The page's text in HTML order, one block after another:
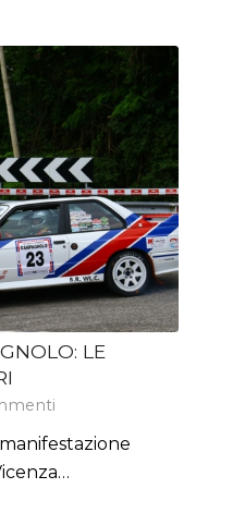
LE
È TEMPO
il collaudo del